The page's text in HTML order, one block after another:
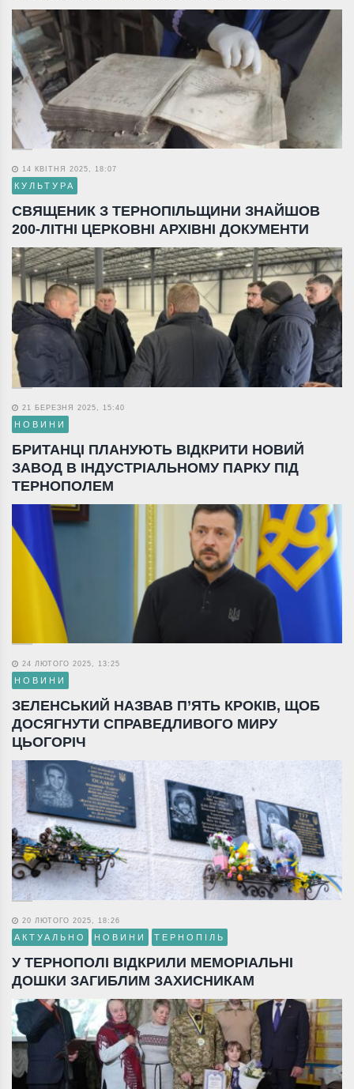
14 КВІТНЯ 2025, 18:07
КУЛЬТУРА
СВЯЩЕНИК З ТЕРНОПІЛЬЩИНИ ЗНАЙШОВ
200-ЛІТНІ ЦЕРКОВНІ АРХІВНІ ДОКУМЕНТИ
21 БЕРЕЗНЯ 2025, 15:40
НОВИНИ
БРИТАНЦІ ПЛАНУЮТЬ ВІДКРИТИ НОВИЙ
ЗАВОД В ІНДУСТРІАЛЬНОМУ ПАРКУ ПІД
ТЕРНОПОЛЕМ
24 ЛЮТОГО 2025, 13:25
НОВИНИ
ЗЕЛЕНСЬКИЙ НАЗВАВ П’ЯТЬ КРОКІВ, ЩОБ
ДОСЯГНУТИ СПРАВЕДЛИВОГО МИРУ
ЦЬОГОРІЧ
20 ЛЮТОГО 2025, 18:26
АКТУАЛЬНО НОВИНИ ТЕРНОПІЛЬ
У ТЕРНОПОЛІ ВІДКРИЛИ МЕМОРІАЛЬНІ
ДОШКИ ЗАГИБЛИМ ЗАХИСНИКАМ